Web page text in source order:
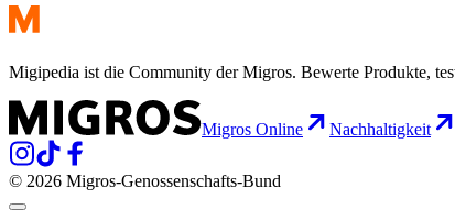
Migipedia ist die Community der Migros. Bewerte Produkte,
Migros Online Nachhaltigkeit
© 2026 Migros-Genossenschafts-Bund